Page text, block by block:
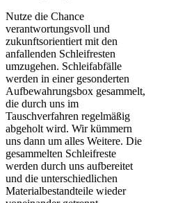
Nutze die Chance
verantwortungsvoll und
zukunftsorientiert mit den
anfallenden Schleifresten
umzugehen. Schleifabfälle
werden in einer gesonderten
Aufbewahrungsbox gesammelt,
die durch uns im
Tauschverfahren regelmäßig
abgeholt wird. Wir kümmern
uns dann um alles Weitere. Die
gesammelten Schleifreste
werden durch uns aufbereitet
und die unterschiedlichen
Materialbestandteile wieder